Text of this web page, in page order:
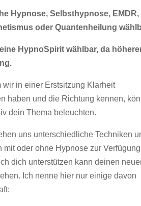
Hypnose, Selbsthypnose, EMDR,
oder Quantenheilung
HypnoSpirit wählbar, da
wir in einer Erstsitzung Klarheit
haben und die Richtung kennen,
dein Thema beleuchten.
uns unterschiedliche Techniken
mit oder ohne Hypnose zur
dich unterstützen kann deinen
Ich nenne hier nur einige davon